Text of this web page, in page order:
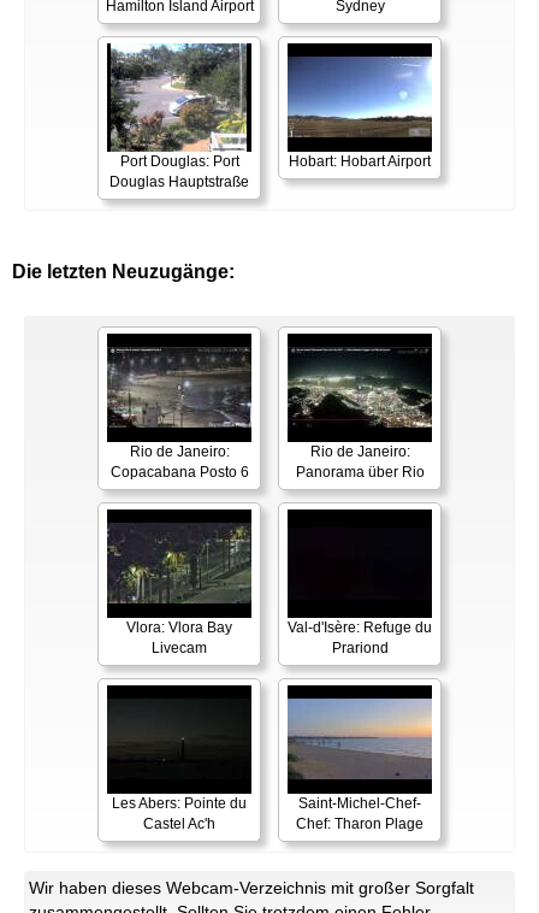
Hamilton Island Airport
Sydney
Port Douglas: Port
Douglas Hauptstraße
Hobart: Hobart Airport
Die letzten Neuzugänge:
Rio de Janeiro:
Copacabana Posto 6
Rio de Janeiro:
Panorama über Rio
Vlora: Vlora Bay
Livecam
Val-d'Isère: Refuge du
Prariond
Les Abers: Pointe du
Castel Ac'h
Saint-Michel-Chef-
Chef: Tharon Plage
Wir haben dieses Webcam-Verzeichnis mit großer Sorgfalt